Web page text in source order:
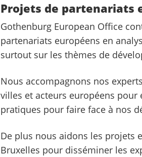
Projets de partenariats
Gothenburg European Office
partenariats européens en
surtout sur les thèmes de
Nous accompagnons nos
villes et acteurs européens pour
pratiques pour faire face à nos
De plus nous aidons les projets
Bruxelles pour disséminer les